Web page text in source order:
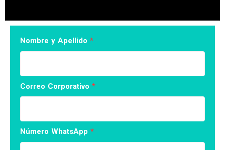
Nombre y Apellido *
Correo Corporativo *
Número WhatsApp *